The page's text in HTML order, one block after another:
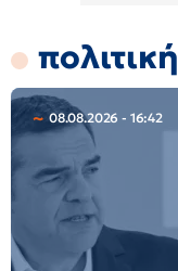
πολιτική
08.08.2026 - 16:42